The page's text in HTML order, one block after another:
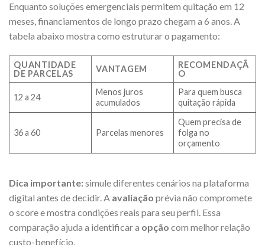
Enquanto soluções emergenciais permitem quitação em 12
meses, financiamentos de longo prazo chegam a 6 anos. A
tabela abaixo mostra como estruturar o pagamento:
QUANTIDADE
DE PARCELAS
VANTAGEM
RECOMENDAÇÃ
O
12 a 24
Menos juros
acumulados
Para quem busca
quitação rápida
36 a 60 Parcelas menores
Quem precisa de
folga no
orçamento
Dica importante:simule diferentes cenários na plataforma
digital antes de decidir. A avaliação prévia não compromete
o score e mostra condições reais para seu perfil. Essa
comparação ajuda a identificar a opção com melhor relação
custo-benefício.